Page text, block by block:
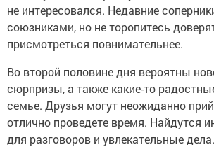
не интересовался. Недавние
союзниками, но не торопитесь
присмотреться повнимательнее.
Во второй половине дня вероятны
сюрпризы, а также какие-то
семье. Друзья могут неожиданно
отлично проведете время. Найдутся
для разговоров и увлекательные дела.